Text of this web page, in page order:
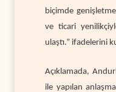
biçimde
ve ticari
ulaştı.” ifadelerini
Açıklamada,
ile yapılan